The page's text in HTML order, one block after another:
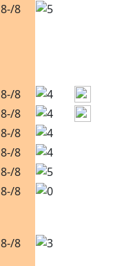
8-/8
8-/8
8-/8
8-/8
8-/8
8-/8
8-/8
8-/8